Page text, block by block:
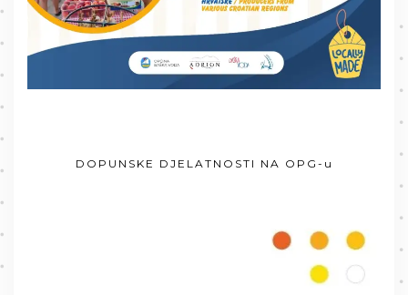
DOPUNSKE DJELATNOSTI NA OPG-u